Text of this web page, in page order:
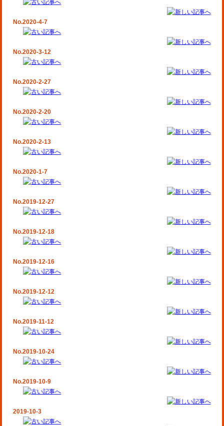
No.2020-4-7
No.2020-3-12
No.2020-2-27
No.2020-2-20
No.2020-2-13
No.2020-1-7
No.2019-12-27
No.2019-12-18
No.2019-12-16
No.2019-12-12
No.2019-11-12
No.2019-10-24
No.2019-10-9
2019-10-3